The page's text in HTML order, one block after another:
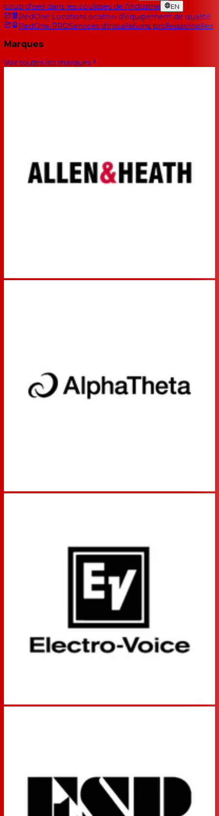
coup d'oeil dans les coulisses de l'industrie EN
RedOne LocationLocation d'équipement de qualité
RedOne PROServices d'installations professionnelles
Marques
Voir toutes les marques